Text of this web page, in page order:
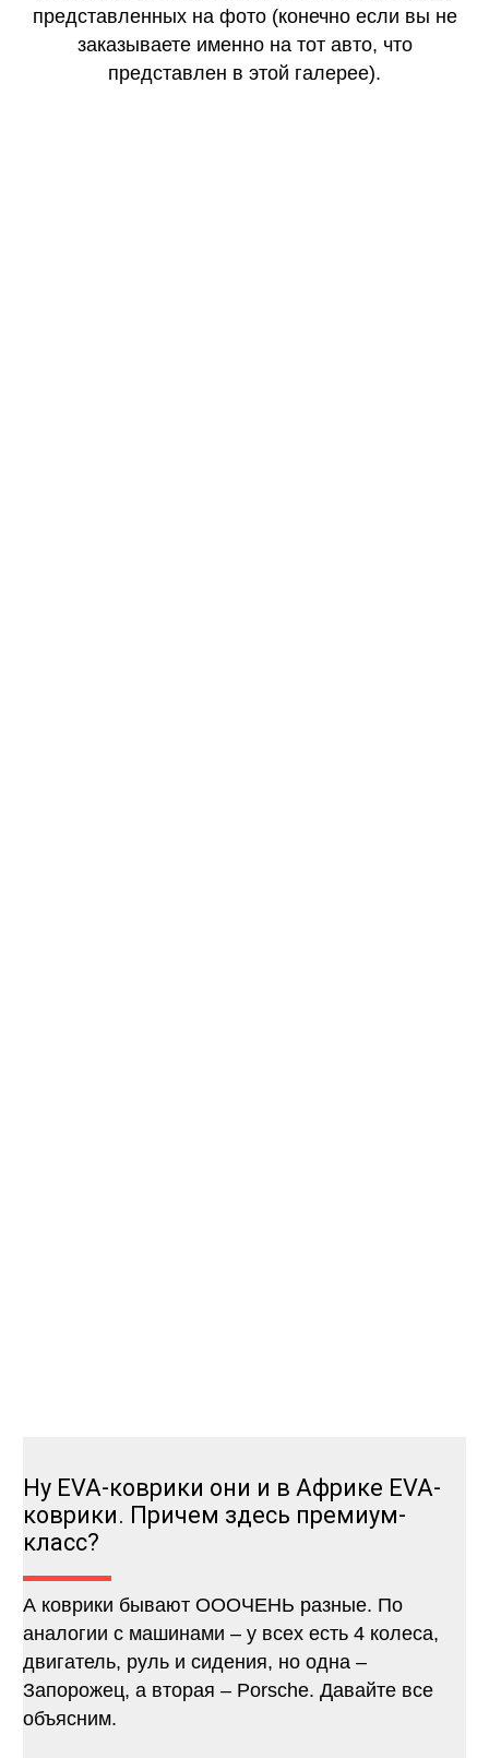
представленных на фото (конечно если вы не
заказываете именно на тот авто, что
представлен в этой галерее).
Ну EVA-коврики они и в Африке EVA-
коврики. Причем здесь премиум-
класс?
А коврики бывают ОООЧЕНЬ разные. По
аналогии с машинами – у всех есть 4 колеса,
двигатель, руль и сидения, но одна –
Запорожец, а вторая – Porsche. Давайте все
объясним.